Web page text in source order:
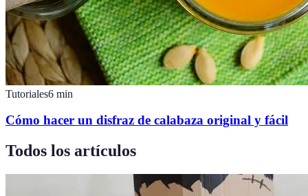
Tutoriales6 min
Cómo hacer un disfraz de calabaza original y fácil
Todos los artículos